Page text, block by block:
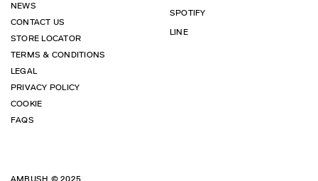
NEWS
CONTACT US
STORE LOCATOR
TERMS & CONDITIONS
LEGAL
PRIVACY POLICY
COOKIE
FAQS
SPOTIFY
LINE
AMBUSH © 2025